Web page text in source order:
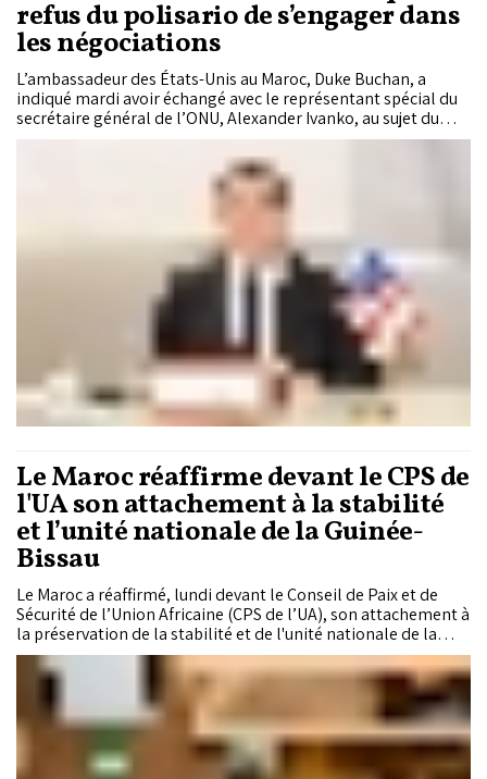
refus du polisario de s’engager dans
les négociations
L’ambassadeur des États-Unis au Maroc, Duke Buchan, a
indiqué mardi avoir échangé avec le représentant spécial du
secrétaire général de l’ONU, Alexander Ivanko, au sujet du
processus de paix autour du Sahara marocain.
Le Maroc réaffirme devant le CPS de
l'UA son attachement à la stabilité
et l’unité nationale de la Guinée-
Bissau
Le Maroc a réaffirmé, lundi devant le Conseil de Paix et de
Sécurité de l’Union Africaine (CPS de l’UA), son attachement à
la préservation de la stabilité et de l'unité nationale de la
Guinée-Bissau.